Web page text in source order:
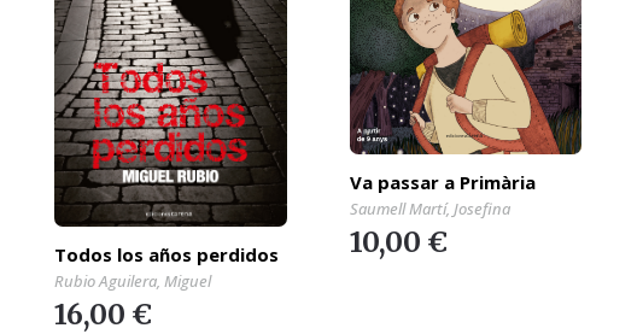
Todos los años perdidos
Rubio Aguilera, Miguel
16,00 €
Va passar a Primària
Saumell Martí, Josefina
10,00 €